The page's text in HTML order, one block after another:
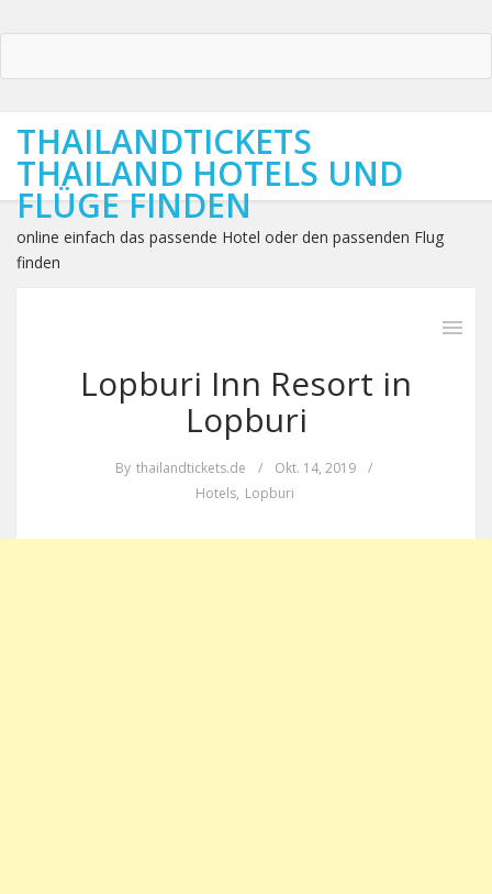
THAILANDTICKETS
THAILAND HOTELS UND
FLÜGE FINDEN
online einfach das passende Hotel oder den passenden Flug
finden
Lopburi Inn Resort in
Lopburi
By thailandtickets.de / Okt. 14, 2019
/
Hotels, Lopburi